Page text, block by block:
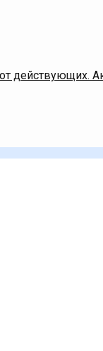
действующих.